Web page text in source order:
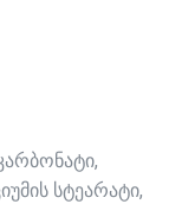
სტეარატი,